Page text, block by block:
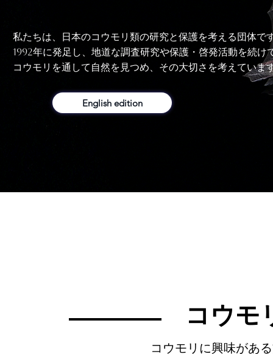
私たちは、日本のコウモリ類の研究と保護を考える団体で
1992年に発足し、地道な調査研究や保護・啓発活動を続け
コウモリを通して自然を見つめ、その大切さを考えていま
English edition
コウモ
コウモリに興味があ